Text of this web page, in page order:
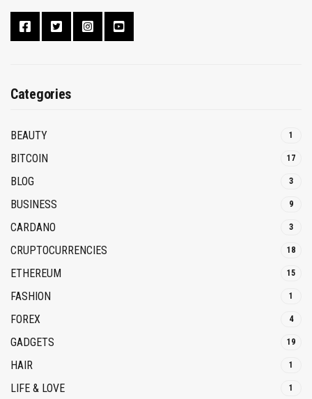
Categories
BEAUTY 1
BITCOIN 17
BLOG 3
BUSINESS 9
CARDANO 3
CRUPTOCURRENCIES 18
ETHEREUM 15
FASHION 1
FOREX 4
GADGETS 19
HAIR 1
LIFE & LOVE 1